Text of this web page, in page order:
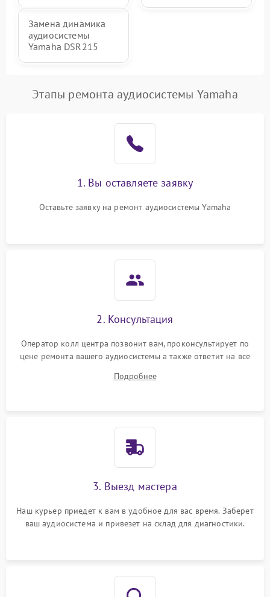
Замена динамика
аудиосистемы
Yamaha DSR215
Этапы ремонта аудиосистемы Yamaha
1. Вы оставляете заявку
Оставьте заявку на ремонт аудиосистемы Yamaha
2. Консультация
Оператор колл центра позвонит вам, проконсультирует по
цене ремонта вашего аудиосистемы а также ответит на все
Подробнее
3. Выезд мастера
Наш курьер приедет к вам в удобное для вас время. Заберет
ваш аудиосистема и привезет на склад для диагностики.